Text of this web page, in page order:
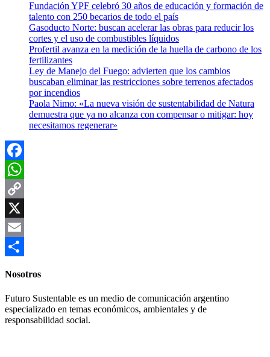
Fundación YPF celebró 30 años de educación y formación de
talento con 250 becarios de todo el país
Gasoducto Norte: buscan acelerar las obras para reducir los
cortes y el uso de combustibles líquidos
Profertil avanza en la medición de la huella de carbono de los
fertilizantes
Ley de Manejo del Fuego: advierten que los cambios
buscaban eliminar las restricciones sobre terrenos afectados
por incendios
Paola Nimo: «La nueva visión de sustentabilidad de Natura
demuestra que ya no alcanza con compensar o mitigar: hoy
necesitamos regenerar»
Facebook
WhatsApp
Copy
Link
X
Email
Nosotros
Futuro Sustentable es un medio de comunicación argentino
especializado en temas económicos, ambientales y de
responsabilidad social.